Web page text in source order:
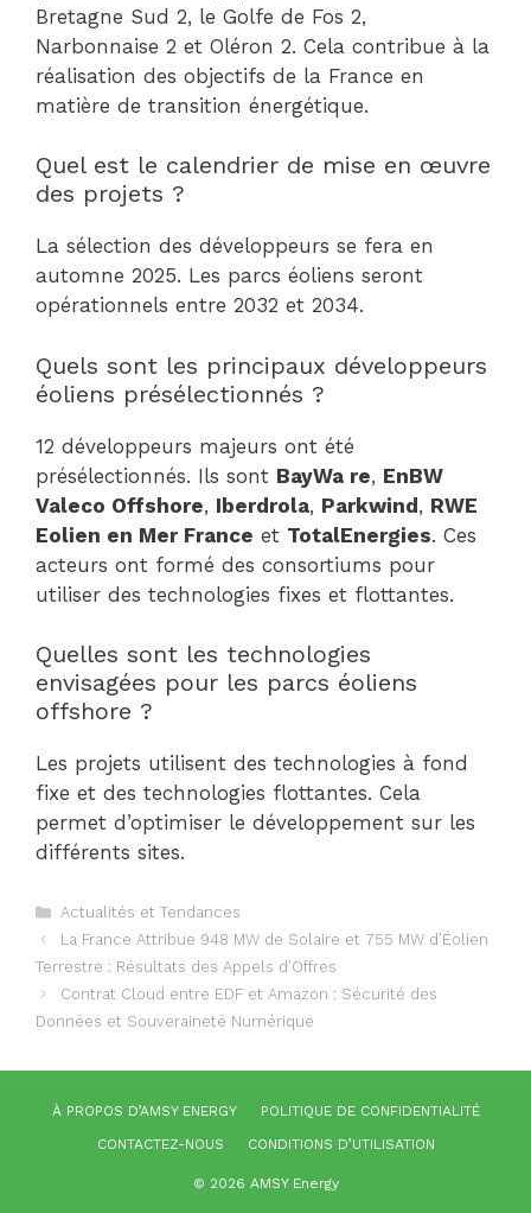
Bretagne Sud 2, le Golfe de Fos 2,
Narbonnaise 2 et Oléron 2. Cela contribue à la
réalisation des objectifs de la France en
matière de transition énergétique.
Quel est le calendrier de mise en œuvre
des projets ?
La sélection des développeurs se fera en
automne 2025. Les parcs éoliens seront
opérationnels entre 2032 et 2034.
Quels sont les principaux développeurs
éoliens présélectionnés ?
12 développeurs majeurs ont été
présélectionnés. Ils sont BayWa re, EnBW
Valeco Offshore, Iberdrola, Parkwind, RWE
Eolien en Mer France et TotalEnergies. Ces
acteurs ont formé des consortiums pour
utiliser des technologies fixes et flottantes.
Quelles sont les technologies
envisagées pour les parcs éoliens
offshore ?
Les projets utilisent des technologies à fond
fixe et des technologies flottantes. Cela
permet d’optimiser le développement sur les
différents sites.
Catégories
Actualités et Tendances
La France Attribue 948 MW de Solaire et 755 MW d’Éolien
Terrestre : Résultats des Appels d’Offres
Contrat Cloud entre EDF et Amazon : Sécurité des
Données et Souveraineté Numérique
À PROPOS D’AMSY ENERGY
POLITIQUE DE CONFIDENTIALITÉ
CONTACTEZ-NOUS
CONDITIONS D’UTILISATION
© 2026 AMSY Energy